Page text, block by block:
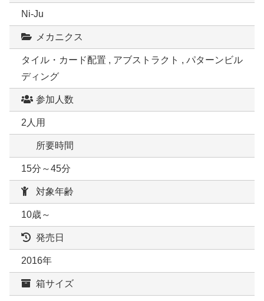
Ni-Ju
メカニクス
タイル・カード配置 , アブストラクト , パターンビル
ディング
参加人数
2人用
所要時間
15分～45分
対象年齢
10歳～
発売日
2016年
箱サイズ